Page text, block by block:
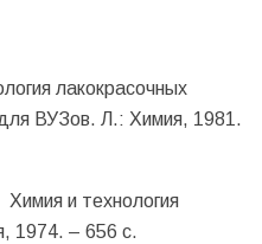
лакокрасочных
ВУЗов. Л.: Химия, 1981.
и технология
1974. – 656 с.